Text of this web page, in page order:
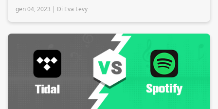
gen 04, 2023 | Di Eva Levy